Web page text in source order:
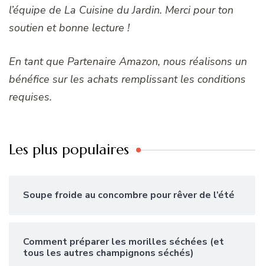
l’équipe de La Cuisine du Jardin. Merci pour ton
soutien et bonne lecture !
En tant que Partenaire Amazon, nous réalisons un
bénéfice sur les achats remplissant les conditions
requises.
Les plus populaires
Soupe froide au concombre pour rêver de l’été
Comment préparer les morilles séchées (et
tous les autres champignons séchés)